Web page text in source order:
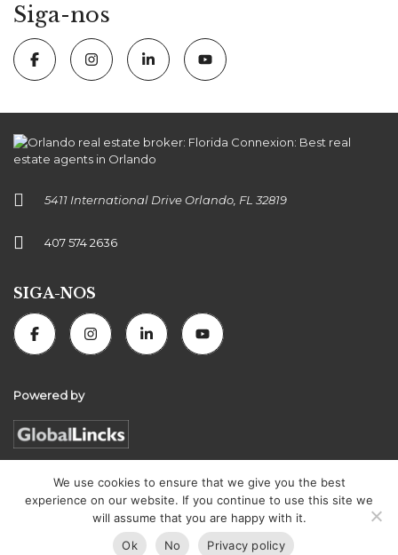
Siga-nos
5411 International Drive Orlando, FL 32819
407 574 2636
SIGA-NOS
Powered by
Florida Connexion Properties | All rights reserved
We use cookies to ensure that we give you the best
experience on our website. If you continue to use this site we
will assume that you are happy with it.
Ok
No Privacy policy